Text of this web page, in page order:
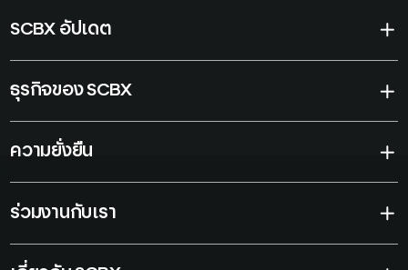
SCBX อัปเดต
ธุรกิจของ SCBX
ความยั่งยืน
ร่วมงานกับเรา